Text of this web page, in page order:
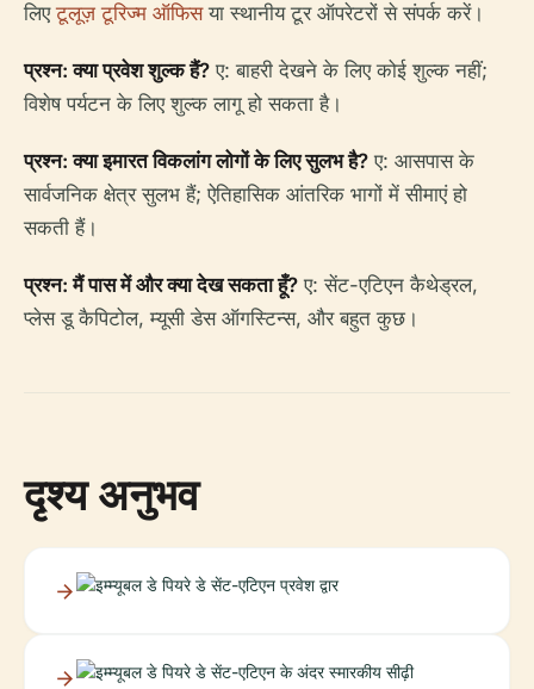
लिएटूलूज़ टूरिज्म ऑफिसया स्थानीय टूर ऑपरेटरों से संपर्क करें।
प्रश्न: क्या प्रवेश शुल्क हैं? ए: बाहरी देखने के लिए कोई शुल्क नहीं;
विशेष पर्यटन के लिए शुल्क लागू हो सकता है।
प्रश्न: क्या इमारत विकलांग लोगों के लिए सुलभ है? ए: आसपास के
सार्वजनिक क्षेत्र सुलभ हैं; ऐतिहासिक आंतरिक भागों में सीमाएं हो
सकती हैं।
प्रश्न: मैं पास में और क्या देख सकता हूँ? ए: सेंट-एटिएन कैथेड्रल,
प्लेस डू कैपिटोल, म्यूसी डेस ऑगस्टिन्स, और बहुत कुछ।
दृश्य अनुभव